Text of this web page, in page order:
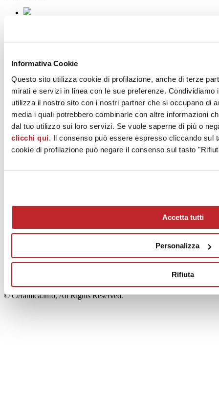
Informativa Cookie
Questo sito utilizza cookie di profilazione, anche di terze
mirati e servizi in linea con le sue preferenze.
utilizza il nostro sito con i nostri partner che si occupano di
media i quali potrebbero combinarle con altre informazioni
dal tuo utilizzo sui loro servizi. Se vuole saperne di più o
clicchi qui. Il consenso può essere espresso cliccando sul
cookie di profilazione può negare il consenso sul tasto
Accetta tutti
Personalizza
Rifiuta
News
aziende
Edi.Cer S.p.a. Società unipersonale
Viale Monte Santo, 40 - 41049 Sassuolo (MO) - Italy
00853700367
Iscrizione al Registro delle Imprese: REA Modena 189678
© Ceramica.info, All Rights Reserved.